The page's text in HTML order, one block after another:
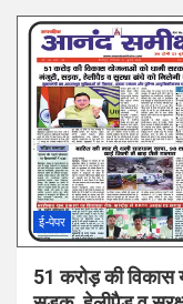
ई-पेपर
51 करोड़ की विकास